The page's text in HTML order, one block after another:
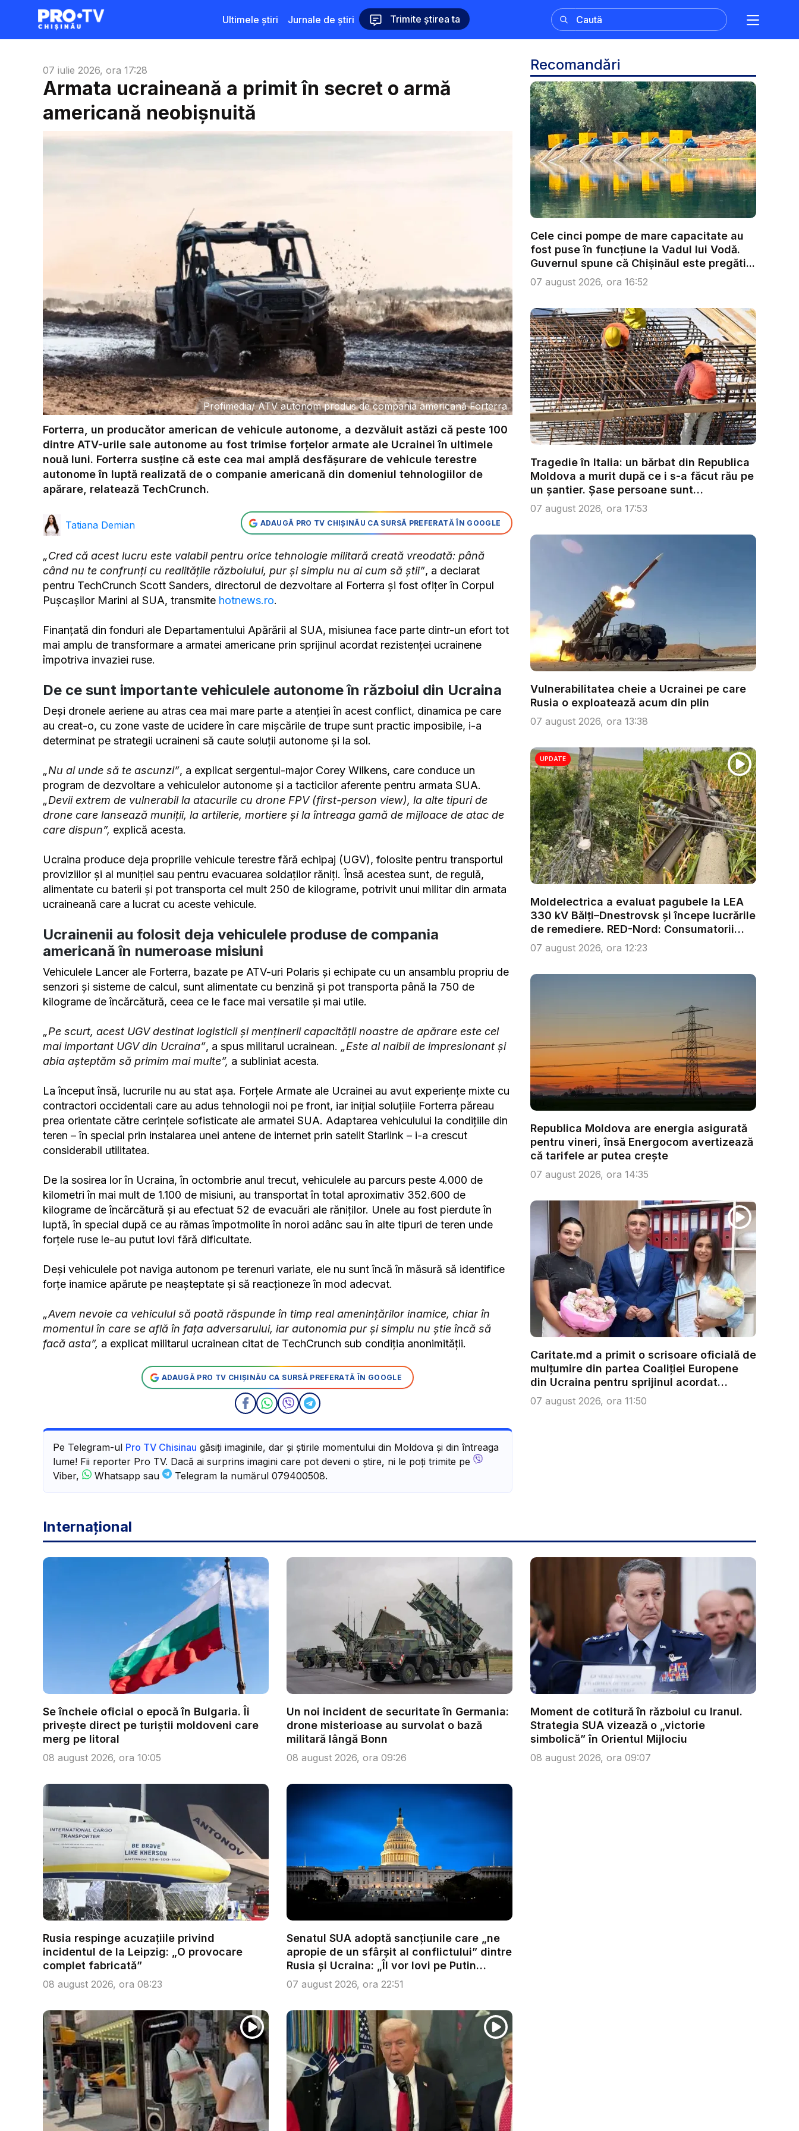
Ultimele știri Jurnale de știri Trimite știrea ta
07 iulie 2026, ora 17:28
Armata ucraineană a primit în secret o armă
americană neobișnuită
Profimedia/ATV autonom produs de compania americană Forterra
Forterra, un producător american de vehicule autonome, a dezvăluit astăzi că peste 100
dintre ATV-urile sale autonome au fost trimise forțelor armate ale Ucrainei în ultimele
nouă luni. Forterra susține că este cea mai amplă desfășurare de vehicule terestre
autonome în luptă realizată de o companie americană din domeniul tehnologiilor de
apărare, relatează TechCrunch.
Tatiana Demian ADAUGĂ PRO TV CHIȘINĂU CA SURSĂ PREFERATĂ ÎN GOOGLE
„Cred că acest lucru este valabil pentru orice tehnologie militară creată vreodată: până
când nu te confrunți cu realitățile războiului, pur și simplu nu ai cum să știi”, a declarat
pentru TechCrunch Scott Sanders, directorul de dezvoltare al Forterra și fost ofițer în Corpul
Pușcașilor Marini al SUA, transmite hotnews.ro.
Finanțată din fonduri ale Departamentului Apărării al SUA, misiunea face parte dintr-un efort tot
mai amplu de transformare a armatei americane prin sprijinul acordat rezistenței ucrainene
împotriva invaziei ruse.
De ce sunt importante vehiculele autonome în războiul din Ucraina
Deși dronele aeriene au atras cea mai mare parte a atenției în acest conflict, dinamica pe care
au creat-o, cu zone vaste de ucidere în care mișcările de trupe sunt practic imposibile, i-a
determinat pe strategii ucraineni să caute soluții autonome și la sol.
„Nu ai unde să te ascunzi”, a explicat sergentul-major Corey Wilkens, care conduce un
program de dezvoltare a vehiculelor autonome și a tacticilor aferente pentru armata SUA.
„Devii extrem de vulnerabil la atacurile cu drone FPV (first-person view), la alte tipuri de
drone care lansează muniții, la artilerie, mortiere și la întreaga gamă de mijloace de atac de
care dispun”, explică acesta.
Ucraina produce deja propriile vehicule terestre fără echipaj (UGV), folosite pentru transportul
proviziilor și al muniției sau pentru evacuarea soldaților răniți. Însă acestea sunt, de regulă,
alimentate cu baterii și pot transporta cel mult 250 de kilograme, potrivit unui militar din armata
ucraineană care a lucrat cu aceste vehicule.
Ucrainenii au folosit deja vehiculele produse de compania
americană în numeroase misiuni
Vehiculele Lancer ale Forterra, bazate pe ATV-uri Polaris și echipate cu un ansamblu propriu de
senzori și sisteme de calcul, sunt alimentate cu benzină și pot transporta până la 750 de
kilograme de încărcătură, ceea ce le face mai versatile și mai utile.
„Pe scurt, acest UGV destinat logisticii și menținerii capacității noastre de apărare este cel
mai important UGV din Ucraina”, a spus militarul ucrainean. „Este al naibii de impresionant și
abia așteptăm să primim mai multe”, a subliniat acesta.
La început însă, lucrurile nu au stat așa. Forțele Armate ale Ucrainei au avut experiențe mixte cu
contractori occidentali care au adus tehnologii noi pe front, iar inițial soluțiile Forterra păreau
prea orientate către cerințele sofisticate ale armatei SUA. Adaptarea vehiculului la condițiile din
teren – în special prin instalarea unei antene de internet prin satelit Starlink – i-a crescut
considerabil utilitatea.
De la sosirea lor în Ucraina, în octombrie anul trecut, vehiculele au parcurs peste 4.000 de
kilometri în mai mult de 1.100 de misiuni, au transportat în total aproximativ 352.600 de
kilograme de încărcătură și au efectuat 52 de evacuări ale răniților. Unele au fost pierdute în
luptă, în special după ce au rămas împotmolite în noroi adânc sau în alte tipuri de teren unde
forțele ruse le-au putut lovi fără dificultate.
Deși vehiculele pot naviga autonom pe terenuri variate, ele nu sunt încă în măsură să identifice
forțe inamice apărute pe neașteptate și să reacționeze în mod adecvat.
„Avem nevoie ca vehiculul să poată răspunde în timp real amenințărilor inamice, chiar în
momentul în care se află în fața adversarului, iar autonomia pur și simplu nu știe încă să
facă asta”, a explicat militarul ucrainean citat de TechCrunch sub condiția anonimității.
ADAUGĂ PRO TV CHIȘINĂU CA SURSĂ PREFERATĂ ÎN GOOGLE
Pe Telegram-ul Pro TV Chisinau găsiți imaginile, dar și știrile momentului din Moldova și din întreaga
lume! Fii reporter Pro TV. Dacă ai surprins imagini care pot deveni o știre, ni le poți trimite pe
Viber,
Whatsapp sau Telegram la numărul 079400508.
Recomandări
Cele cinci pompe de mare capacitate au
fost puse în funcțiune la Vadul lui Vodă.
Guvernul spune că Chișinăul este pregăti...
07 august 2026, ora 16:52
Tragedie în Italia: un bărbat din Republica
Moldova a murit după ce i s-a făcut rău pe
un șantier. Șase persoane sunt
anchetate...
07 august 2026, ora 17:53
Vulnerabilitatea cheie a Ucrainei pe care
Rusia o exploatează acum din plin
07 august 2026, ora 13:38
UPDATE
Moldelectrica a evaluat pagubele la LEA
330 kV Bălți–Dnestrovsk și începe lucrările
de remediere. RED-Nord: Consumatorii
nu...
07 august 2026, ora 12:23
Republica Moldova are energia asigurată
pentru vineri, însă Energocom avertizează
că tarifele ar putea crește
07 august 2026, ora 14:35
Caritate.md a primit o scrisoare oficială de
mulțumire din partea Coaliției Europene
din Ucraina pentru sprijinul acordat
refug...
07 august 2026, ora 11:50
Internațional
Se încheie oficial o epocă în Bulgaria. Îi
privește direct pe turiștii moldoveni care
merg pe litoral
08 august 2026, ora 10:05
Un noi incident de securitate în Germania:
drone misterioase au survolat o bază
militară lângă Bonn
08 august 2026, ora 09:26
Moment de cotitură în războiul cu Iranul.
Strategia SUA vizează o „victorie
simbolică” în Orientul Mijlociu
08 august 2026, ora 09:07
Rusia respinge acuzațiile privind
incidentul de la Leipzig: „O provocare
complet fabricată”
08 august 2026, ora 08:23
Senatul SUA adoptă sancțiunile care „ne
apropie de un sfârșit al conflictului” dintre
Rusia și Ucraina: „Îl vor lovi pe Putin
acolo...
07 august 2026, ora 22:51